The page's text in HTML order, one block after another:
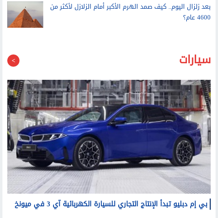
4600 عام؟
سيارات
بي إم دبليو تبدأ الإنتاج التجاري للسيارة الكهربائية آي 3 في ميونخ